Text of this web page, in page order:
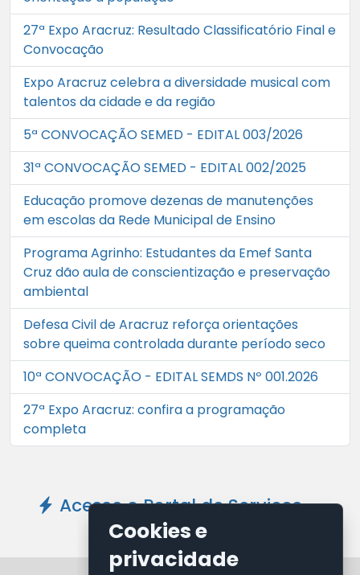
27ª Expo Aracruz: Resultado Classificatório Final e
Convocação
Expo Aracruz celebra a diversidade musical com
talentos da cidade e da região
5ª CONVOCAÇÃO SEMED - EDITAL 003/2026
31ª CONVOCAÇÃO SEMED - EDITAL 002/2025
Educação promove dezenas de manutenções
em escolas da Rede Municipal de Ensino
Programa Agrinho: Estudantes da Emef Santa
Cruz dão aula de conscientização e preservação
ambiental
Defesa Civil de Aracruz reforça orientações
sobre queima controlada durante período seco
10ª CONVOCAÇÃO - EDITAL SEMDS Nº 001.2026
27ª Expo Aracruz: confira a programação
completa
Acesse o Portal de Serviços -
Clique Aqui
Cookies e
privacidade